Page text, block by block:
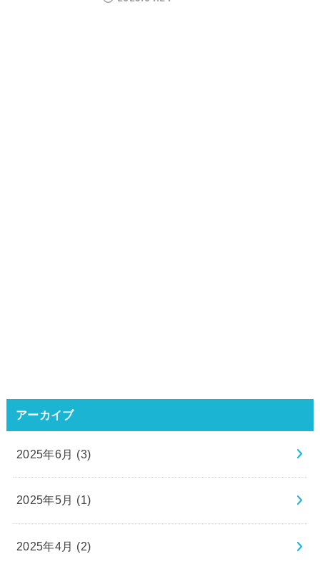
アーカイブ
2025年6月 (3)
2025年5月 (1)
2025年4月 (2)